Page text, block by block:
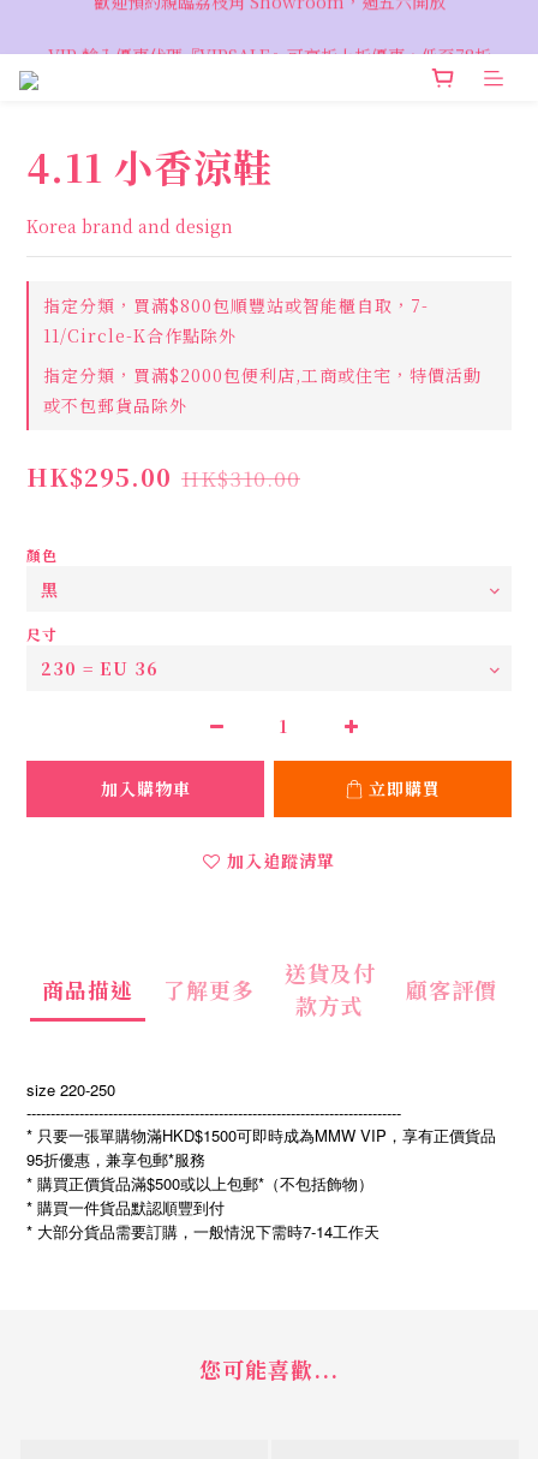
VIP 輸入優惠代碼『VIPSALE』可享折上折優惠，低至78折
4.11 小香涼鞋
Korea brand and design
指定分類，買滿$800包順豐站或智能櫃自取，7-
11/Circle-K合作點除外
指定分類，買滿$2000包便利店,工商或住宅，特價活動
或不包郵貨品除外
HK$295.00 HK$310.00
顏色
尺寸
加入購物車 立即購買
加入追蹤清單
商品描述 了解更多
送貨及付
款方式
顧客評價
size 220-250
------------------------------------------------------------------------------
* 只要一張單購物滿HKD$1500可即時成為MMW VIP，享有正價貨品
95折優惠，兼享包郵*服務
* 購買正價貨品滿$500或以上包郵*（不包括飾物）
* 購買一件貨品默認順豐到付
* 大部分貨品需要訂購，一般情況下需時7-14工作天
您可能喜歡...